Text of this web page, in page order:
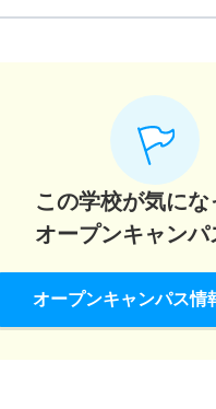
この学校が気にな
オープンキャンパ
オープンキャンパス情